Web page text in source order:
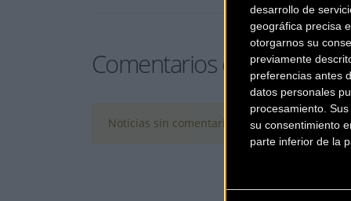
desarrollo de
geográfica precisa
otorgarnos su
previamente
preferencias antes
datos personales
procesamiento.
su consentimiento
parte inferior de la
Comentarios de la Noticia
Noticias sin comentarios. ¡Ya puedes escribir